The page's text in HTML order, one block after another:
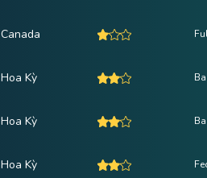
Canada
Hoa Kỳ
Hoa Kỳ
Hoa Kỳ